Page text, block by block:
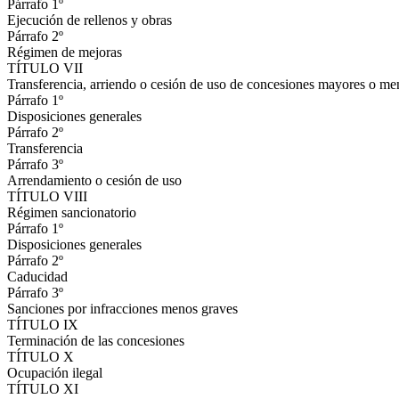
Párrafo 1º
Ejecución de rellenos y obras
Párrafo 2º
Régimen de mejoras
TÍTULO VII
Transferencia, arriendo o cesión de uso de concesiones mayores o
Párrafo 1º
Disposiciones generales
Párrafo 2º
Transferencia
Párrafo 3º
Arrendamiento o cesión de uso
TÍTULO VIII
Régimen sancionatorio
Párrafo 1º
Disposiciones generales
Párrafo 2º
Caducidad
Párrafo 3º
Sanciones por infracciones menos graves
TÍTULO IX
Terminación de las concesiones
TÍTULO X
Ocupación ilegal
TÍTULO XI